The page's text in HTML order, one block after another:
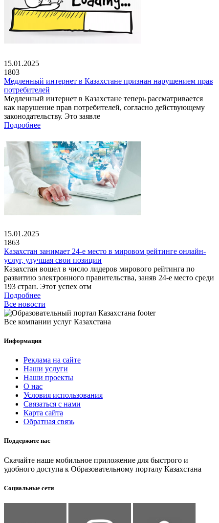
15.01.2025
1803
Медленный интернет в Казахстане признан нарушением прав
потребителей
Медленный интернет в Казахстане теперь рассматривается
как нарушение прав потребителей, согласно действующему
законодательству. Это заявле
Подробнее
15.01.2025
1863
Казахстан занимает 24-е место в мировом рейтинге онлайн-
услуг, улучшая свои позиции
Казахстан вошел в число лидеров мирового рейтинга по
развитию электронного правительства, заняв 24-е место среди
193 стран. Этот успех отм
Подробнее
Все новости
Все компании услуг Казахстана
Информация
Реклама на сайте
Наши услуги
Наши проекты
О нас
Условия использования
Связаться с нами
Карта сайта
Обратная связь
Поддержите нас
Скачайте наше мобильное приложение для быстрого и
удобного доступа к Образовательному порталу Казахстана
Социальные сети